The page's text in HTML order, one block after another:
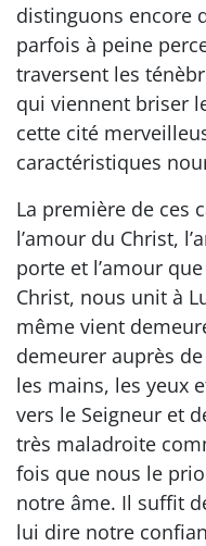
distinguons encore
parfois à peine
traversent les
qui viennent briser
cette cité
caractéristiques
La première de ces
l’amour du Christ,
porte et l’amour
Christ, nous unit à
même vient
demeurer auprès
les mains, les yeux
vers le Seigneur et
très maladroite
fois que nous le
notre âme. Il suffit
lui dire notre